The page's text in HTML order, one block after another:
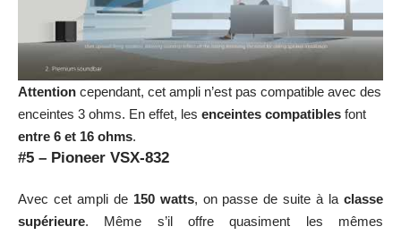
Attention cependant, cet ampli n’est pas compatible avec des
enceintes 3 ohms. En effet, les enceintes compatibles font
entre 6 et 16 ohms.
#5 – Pioneer VSX-832
Avec cet ampli de 150 watts, on passe de suite à laclasse
supérieure. Même s’il offre quasiment les mêmes